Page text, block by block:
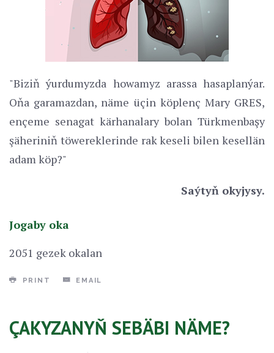
"Biziň ýurdumyzda howamyz arassa hasaplanýar.
Oňa garamazdan, näme üçin köplenç Mary GRES,
ençeme senagat kärhanalary bolan Türkmenbaşy
şäheriniň töwereklerinde rak keseli bilen kesellän
adam köp?"
Saýtyň okyjysy.
Jogaby oka
2051 gezek okalan
PRINT EMAIL
ÇAKYZANYŇ SEBÄBI NÄME?